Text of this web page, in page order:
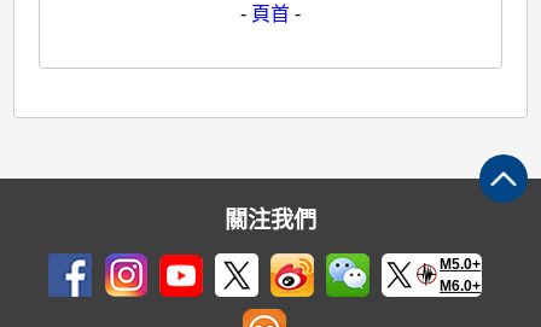
- 頁首 -
關注我們
M5.0+
M6.0+